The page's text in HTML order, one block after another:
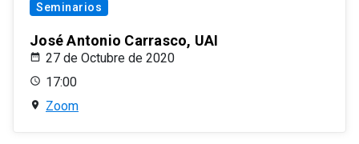
Seminarios
José Antonio Carrasco, UAI
27 de Octubre de 2020
17:00
Zoom